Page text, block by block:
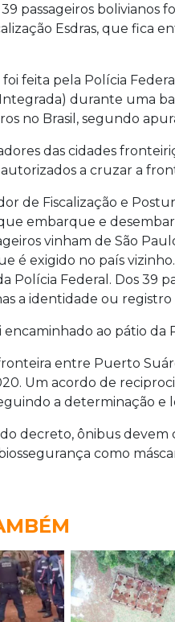
passageiros bolivianos
Esdras, que fica
foi feita pela Polícia
Integrada) durante uma
no Brasil, segundo
das cidades
a cruzar a
de Fiscalização e
embarque e
vinham de São
é exigido no país
Polícia Federal. Dos 39
a identidade ou
ao pátio da
entre Puerto
Um acordo de
a determinação e
decreto, ônibus devem
como